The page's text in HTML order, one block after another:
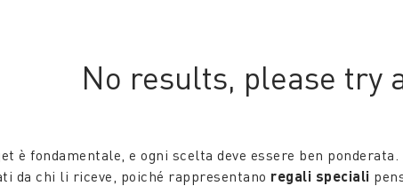
No results, please try
è fondamentale, e ogni scelta deve essere ben
da chi li riceve, poiché rappresentano regali speciali